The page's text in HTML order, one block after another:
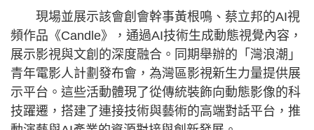
現場並展示該會創會幹事黃根鳴、蔡立邦的AI視
頻作品《Candle》，通過AI技術生成動態視覺內容，
展示影視與文創的深度融合。同期舉辦的「灣浪潮」
青年電影人計劃發布會，為灣區影視新生力量提供展
示平台。這些活動體現了從傳統裝飾向動態影像的科
技躍遷，搭建了連接技術與藝術的高端對話平台，推